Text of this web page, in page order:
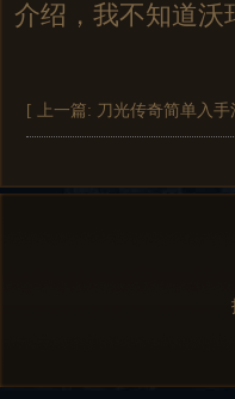
介绍，我不知道沃
[ 上一篇: 刀光传奇简单入手